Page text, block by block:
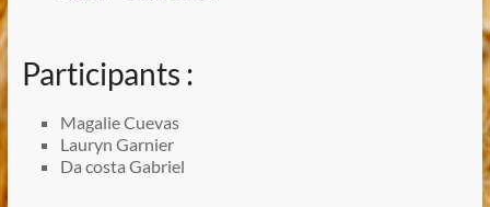
Participants :
Magalie Cuevas
Lauryn Garnier
Da costa Gabriel